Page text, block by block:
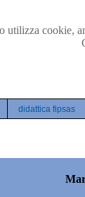
utilizza cookie,
didattica fipsas